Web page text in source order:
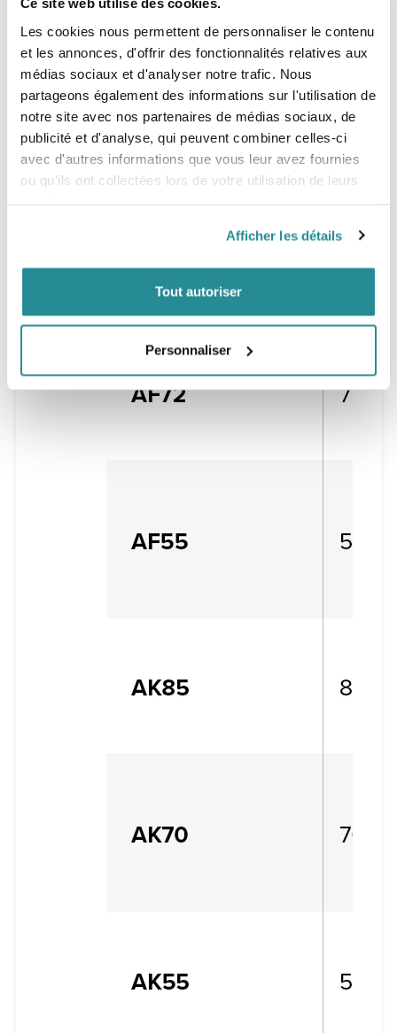
Les cookies nous permettent de personnaliser le contenu
et les annonces, d'offrir des fonctionnalités relatives aux
médias sociaux et d'analyser notre trafic. Nous
partageons également des informations sur l'utilisation de
notre site avec nos partenaires de médias sociaux, de
publicité et d'analyse, qui peuvent combiner celles-ci
avec d'autres informations que vous leur avez fournies
ou qu'ils ont collectées lors de votre utilisation de leurs
Afficher les détails
Tout autoriser
Personnaliser